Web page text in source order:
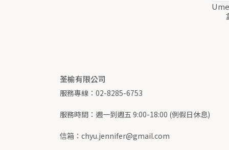
荃榆有限公司
服務專線：02-8285-6753
服務時間：週一到週五 9:00-18:00 (例假日休息)
信箱：chyu.jennifer@gmail.com